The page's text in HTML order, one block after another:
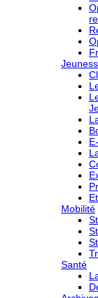
Mobilité
Santé